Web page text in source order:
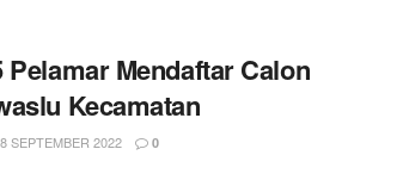
Pelamar Mendaftar Calon
Kecamatan
SEPTEMBER 2022 0